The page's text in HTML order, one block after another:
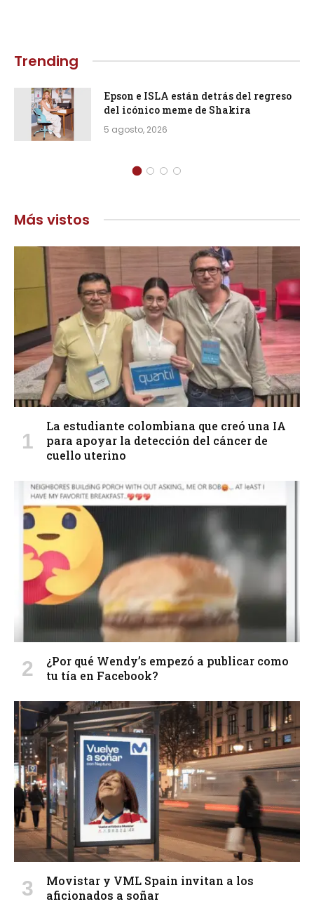
Trending
Epson e ISLA están detrás del regreso
del icónico meme de Shakira
5 agosto, 2026
Más vistos
La estudiante colombiana que creó una IA
para apoyar la detección del cáncer de
cuello uterino
¿Por qué Wendy’s empezó a publicar como
tu tía en Facebook?
Movistar y VML Spain invitan a los
aficionados a soñar